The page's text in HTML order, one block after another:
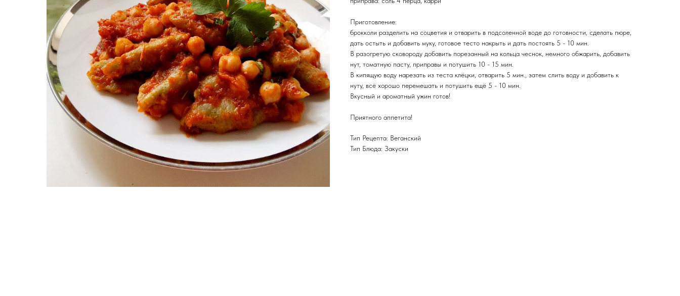
Приготовление:
брокколи разделить на соцветия и отварить в подсоленной воде до готовности, сделать пюре,
дать остыть и добавить муку, готовое тесто накрыть и дать постоять 5 - 10 мин.
В разогретую сковороду добавить порезанный на кольца чеснок, немного обжарить, добавить
нут, томатную пасту, приправы и потушить 10 - 15 мин.
В кипящую воду нарезать из теста клёцки, отварить 5 мин., затем слить воду и добавить к
нуту, всё хорошо перемешать и потушить ещё 5 - 10 мин.
Вкусный и ароматный ужин готов!
Приятного аппетита!
Тип Рецепта: Веганский
Тип Блюда: Закуски